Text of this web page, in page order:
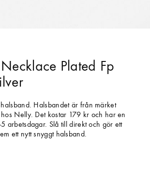
Plated Fp
Halsbandet är från märket
hos Nelly. Det kostar 179 kr och har en
arbetsdagar. Slå till direkt och gör ett
ett nytt snyggt halsband.